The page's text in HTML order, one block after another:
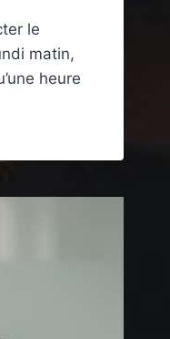
le
matin,
heure